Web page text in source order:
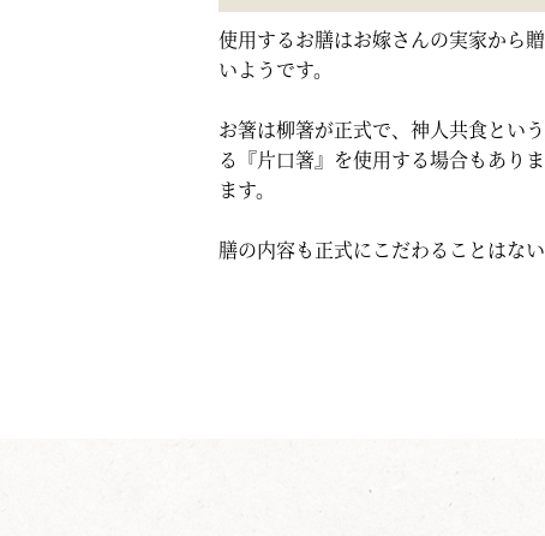
使用するお膳はお嫁さんの実家から
いようです。
お箸は柳箸が正式で、神人共食とい
る『片口箸』を使用する場合もあり
ます。
膳の内容も正式にこだわることはな